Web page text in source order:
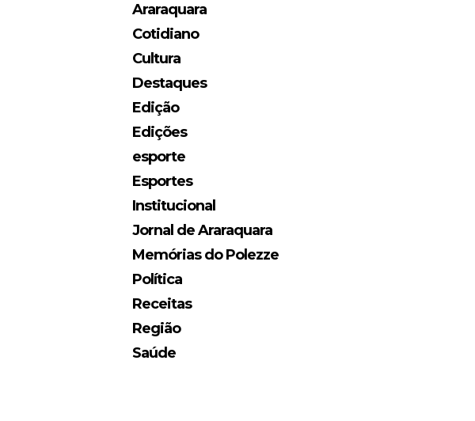
Araraquara
Cotidiano
Cultura
Destaques
Edição
Edições
esporte
Esportes
Institucional
Jornal de Araraquara
Memórias do Polezze
Política
Receitas
Região
Saúde